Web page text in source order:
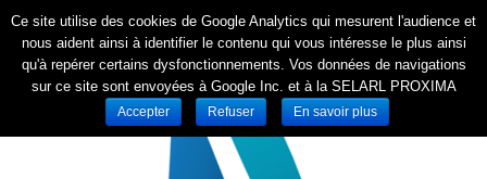
Ce site utilise des cookies de Google Analytics qui mesurent l'audience et
nous aident ainsi à identifier le contenu qui vous intéresse le plus ainsi
qu'à repérer certains dysfonctionnements. Vos données de navigations
sur ce site sont envoyées à Google Inc. et à la SELARL PROXIMA
Accepter Refuser En savoir plus